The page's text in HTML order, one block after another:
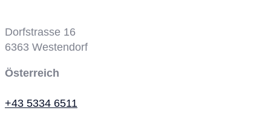
Dorfstrasse 16
6363 Westendorf
Österreich
+43 5334 6511